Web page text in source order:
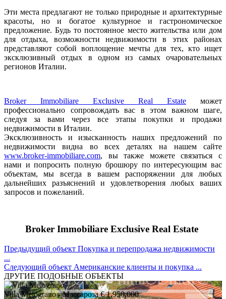
Эти места предлагают не только природные и архитектурные
красоты, но и богатое культурное и гастрономическое
предложение. Будь то постоянное место жительства или дом
для отдыха, возможности недвижимости в этих районах
представляют собой воплощение мечты для тех, кто ищет
эксклюзивный отдых в одном из самых очаровательных
регионов Италии.
Broker Immobiliare Exclusive Real Estate может
профессионально сопровождать вас в этом важном шаге,
следуя за вами через все этапы покупки и продажи
недвижимости в Италии.
Эксклюзивность и изысканность наших предложений по
недвижимости видна во всех деталях на нашем сайте
www.broker-immobiliare.com, вы также можете связаться с
нами и попросить полную брошюру по интересующим вас
объектам, мы всегда в вашем распоряжении для любых
дальнейших разъяснений и удовлетворения любых ваших
запросов и пожеланий.
Broker Immobiliare Exclusive Real Estate
Предыдущий объект Покупка и перепродажа недвижимости
...
Следующий объект Американские клиенты и покупка ...
ДРУГИЕ ПОДОБНЫЕ ОБЪЕКТЫ
Villa Melograno- Массароза € 1.950.000